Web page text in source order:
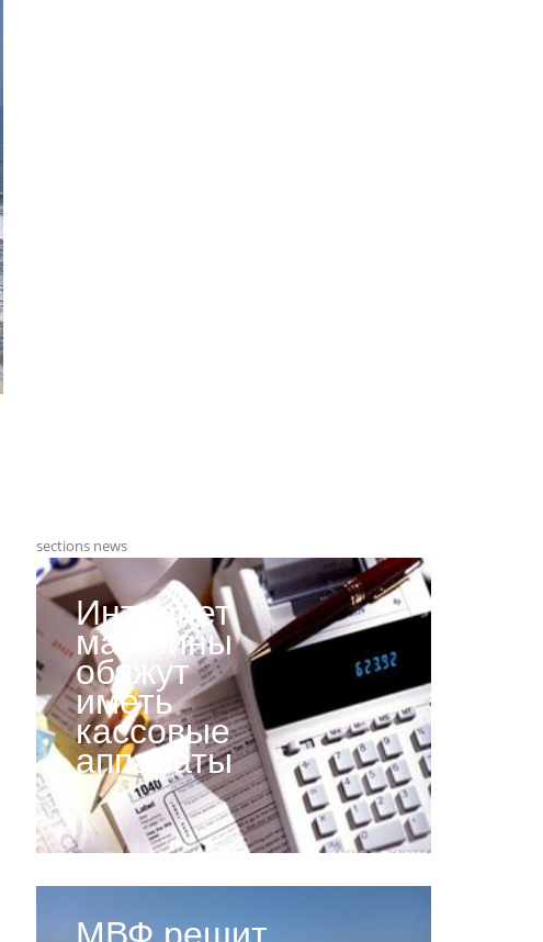
sections news
Интернет
магазины
обяжут
иметь
кассовые
аппараты
МВФ решит